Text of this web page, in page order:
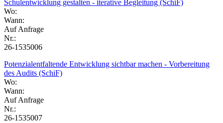
Schulentwicklung gestalten - iterative Begleitung (SchiF)
Wo:
Wann:
Auf Anfrage
Nr.:
26-1535006
Potenzialentfaltende Entwicklung sichtbar machen - Vorbereitung
des Audits (SchiF)
Wo:
Wann:
Auf Anfrage
Nr.:
26-1535007